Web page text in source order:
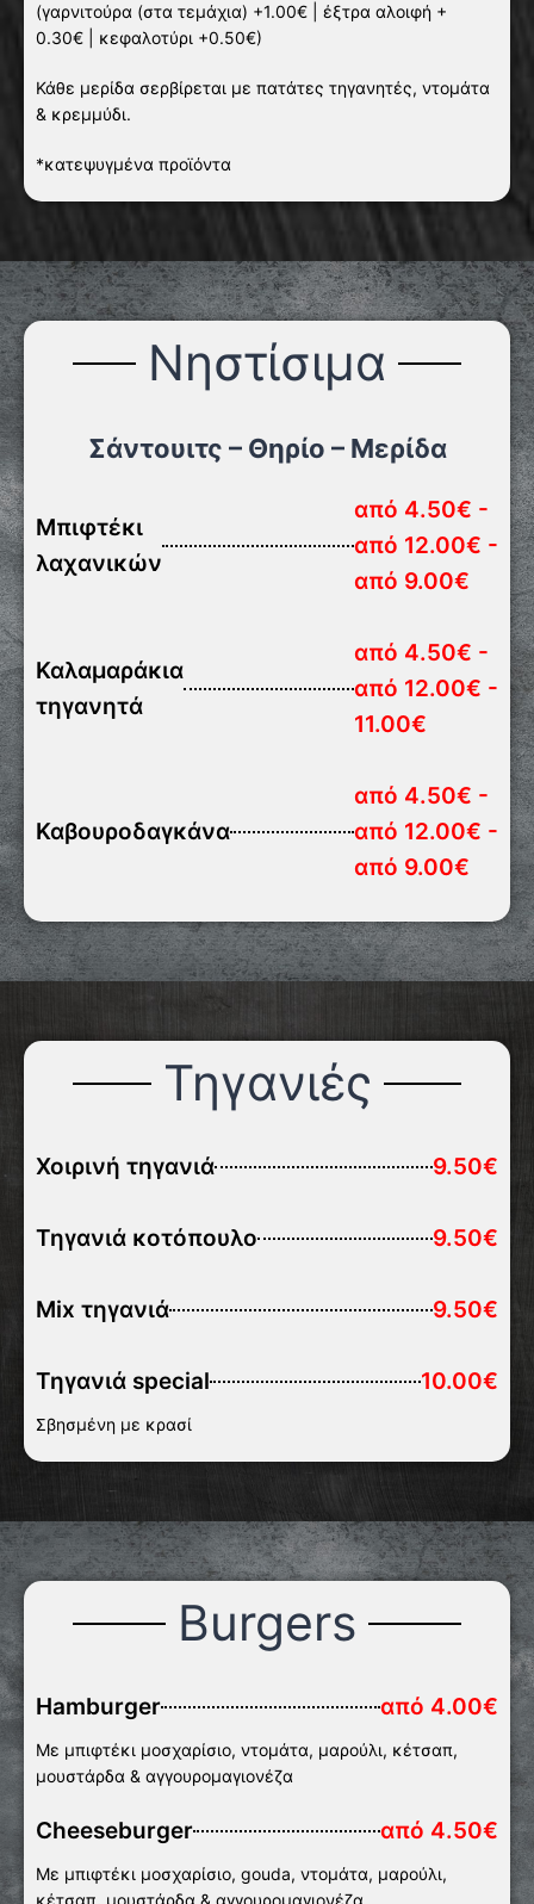
(γαρνιτούρα (στα τεμάχια) +1.00€ | έξτρα αλοιφή +
0.30€ | κεφαλοτύρι +0.50€)
Κάθε μερίδα σερβίρεται με πατάτες τηγανητές, ντομάτα
& κρεμμύδι.
*κατεψυγμένα προϊόντα
Νηστίσιμα
Σάντουιτς – Θηρίο – Μερίδα
Μπιφτέκι
λαχανικών
από 4.50€ -
από 12.00€ -
από 9.00€
Καλαμαράκια
τηγανητά
από 4.50€ -
από 12.00€ -
11.00€
Καβουροδαγκάνα
από 4.50€ -
από 12.00€ -
από 9.00€
Τηγανιές
Χοιρινή τηγανιά 9.50€
Τηγανιά κοτόπουλο 9.50€
Mix τηγανιά 9.50€
Τηγανιά special 10.00€
Σβησμένη με κρασί
Burgers
Hamburger από 4.00€
Με μπιφτέκι μοσχαρίσιο, ντομάτα, μαρούλι, κέτσαπ,
μουστάρδα & αγγουρομαγιονέζα
Cheeseburger από 4.50€
Με μπιφτέκι μοσχαρίσιο, gouda, ντομάτα, μαρούλι,